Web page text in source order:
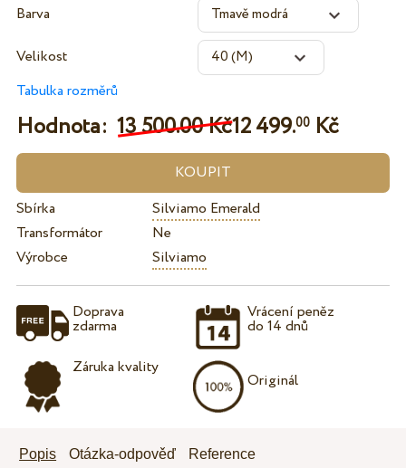
Barva
Velikost
Tabulka rozměrů
Hodnota: 13 500.00 Kč12 499.00Kč
Sbírka
Silviamo Emerald
Transformátor
Ne
Výrobce
Silviamo
Doprava
zdarma
Záruka kvality
Vrácení peněz
do 14 dnů
Originál
Popis Otázka-odpověď Reference